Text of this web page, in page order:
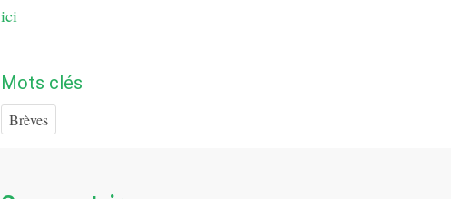
ici
Mots clés
Brèves